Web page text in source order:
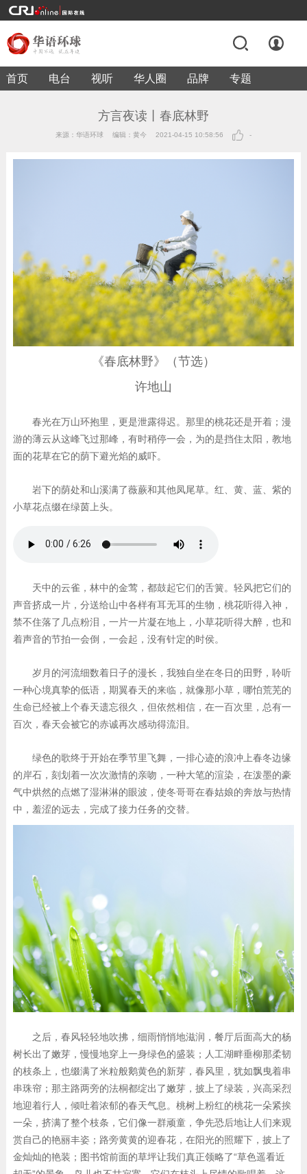
首页 电台 视听 华人圈 品牌 专题
方言夜读丨春底林野
来源：华语环球 编辑：黄今 2021-04-15 10:58:56 -
《春底林野》（节选）
许地山
春光在万山环抱里，更是泄露得迟。那里的桃花还是开着；漫
游的薄云从这峰飞过那峰，有时稍停一会，为的是挡住太阳，教地
面的花草在它的荫下避光焰的威吓。
岩下的荫处和山溪满了薇蕨和其他凤尾草。红、黄、蓝、紫的
小草花点缀在绿茵上头。
天中的云雀，林中的金莺，都鼓起它们的舌簧。轻风把它们的
声音挤成一片，分送给山中各样有耳无耳的生物，桃花听得入神，
禁不住落了几点粉泪，一片一片凝在地上，小草花听得大醉，也和
着声音的节拍一会倒，一会起，没有针定的时侯。
岁月的河流细数着日子的漫长，我独自坐在冬日的田野，聆听
一种心境真挚的低语，期翼春天的来临，就像那小草，哪怕荒芜的
生命已经被上个春天遗忘很久，但依然相信，在一百次里，总有一
百次，春天会被它的赤诚再次感动得流泪。
绿色的歌终于开始在季节里飞舞，一排心迹的浪冲上春冬边缘
的岸石，刻划着一次次激情的亲吻，一种大笔的渲染，在泼墨的豪
气中烘然的点燃了湿淋淋的眼波，使冬哥哥在春姑娘的奔放与热情
中，羞涩的远去，完成了接力任务的交替。
之后，春风轻轻地吹拂，细雨悄悄地滋润，餐厅后面高大的杨
树长出了嫩芽，慢慢地穿上一身绿色的盛装；人工湖畔垂柳那柔韧
的枝条上，也缀满了米粒般鹅黄色的新芽，春风里，犹如飘曳着串
串珠帘；那主路两旁的法桐都绽出了嫩芽，披上了绿装，兴高采烈
地迎着行人，倾吐着浓郁的春天气息。桃树上粉红的桃花一朵紧挨
一朵，挤满了整个枝条，它们像一群顽童，争先恐后地让人们来观
赏自己的艳丽丰姿；路旁黄黄的迎春花，在阳光的照耀下，披上了
金灿灿的艳装；图书馆前面的草坪让我们真正领略了“草色遥看近